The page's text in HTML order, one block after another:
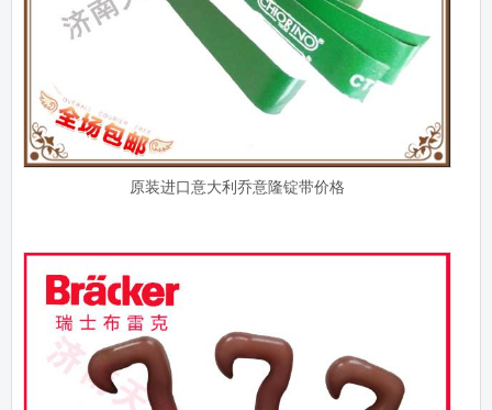
原装进口意大利乔意隆锭带价格